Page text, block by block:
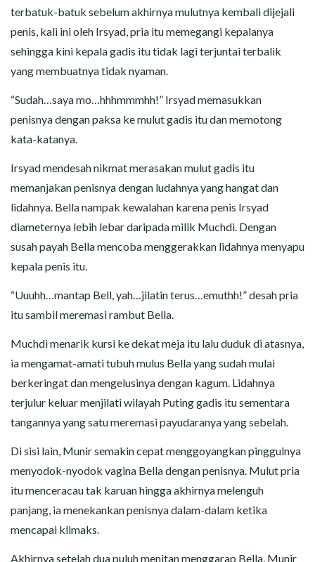
terbatuk-batuk sebelum akhirnya mulutnya kembali dijejali
penis, kali ini oleh Irsyad, pria itu memegangi kepalanya
sehingga kini kepala gadis itu tidak lagi terjuntai terbalik
yang membuatnya tidak nyaman.
“Sudah…saya mo…hhhmmmhh!” Irsyad memasukkan
penisnya dengan paksa ke mulut gadis itu dan memotong
kata-katanya.
Irsyad mendesah nikmat merasakan mulut gadis itu
memanjakan penisnya dengan ludahnya yang hangat dan
lidahnya. Bella nampak kewalahan karena penis Irsyad
diameternya lebih lebar daripada milik Muchdi. Dengan
susah payah Bella mencoba menggerakkan lidahnya menyapu
kepala penis itu.
“Uuuhh…mantap Bell, yah…jilatin terus…emuthh!” desah pria
itu sambil meremasi rambut Bella.
Muchdi menarik kursi ke dekat meja itu lalu duduk di atasnya,
ia mengamat-amati tubuh mulus Bella yang sudah mulai
berkeringat dan mengelusinya dengan kagum. Lidahnya
terjulur keluar menjilati wilayah Puting gadis itu sementara
tangannya yang satu meremasi payudaranya yang sebelah.
Di sisi lain, Munir semakin cepat menggoyangkan pinggulnya
menyodok-nyodok vagina Bella dengan penisnya. Mulut pria
itu menceracau tak karuan hingga akhirnya melenguh
panjang, ia menekankan penisnya dalam-dalam ketika
mencapai klimaks.
Akhirnya setelah dua puluh menitan menggarap Bella, Munir